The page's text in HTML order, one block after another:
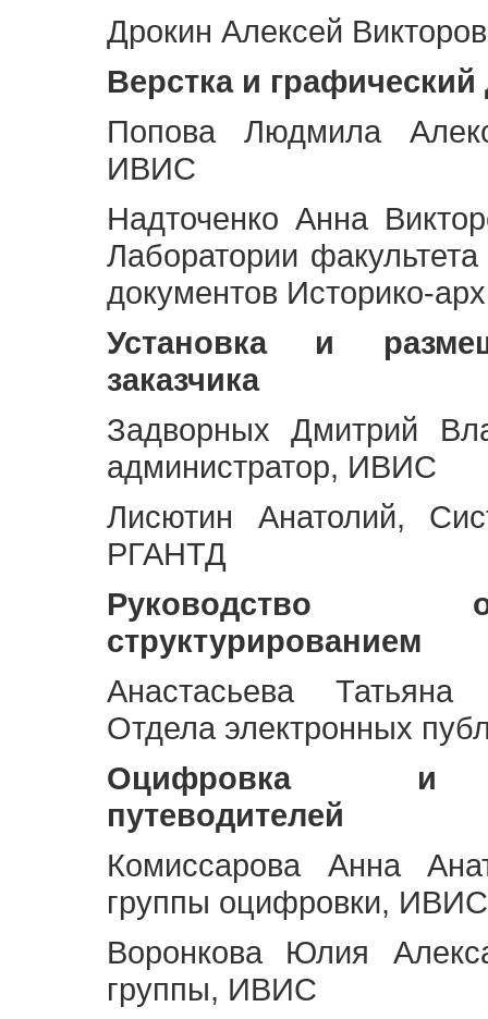
Дрокин Алексей
Верстка и графический
Попова Людмила
ИВИС
Надточенко Анна
Лаборатории
документов Историко-
Установка и
заказчика
Задворных Дмитрий
администратор, ИВИС
Лисютин Анатолий,
РГАНТД
Руководство
структурированием
Анастасьева Татьяна
Отдела электронных
Оцифровка и
путеводителей
Комиссарова Анна
группы оцифровки, ИВИС
Воронкова Юлия
группы, ИВИС